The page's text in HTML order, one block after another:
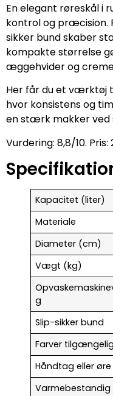
En elegant røreskål
kontrol og præcision.
sikker bund skaber
kompakte størrelse
æggehvider og
Her får du et værktøj
hvor konsistens og
en stærk makker ved
Vurdering: 8,8/10. Pris:
Kapacitet (liter)
Materiale
Diameter (cm)
Vægt (kg)
g
Slip-sikker bund
Farver
Håndtag eller øre
Varmebestandig